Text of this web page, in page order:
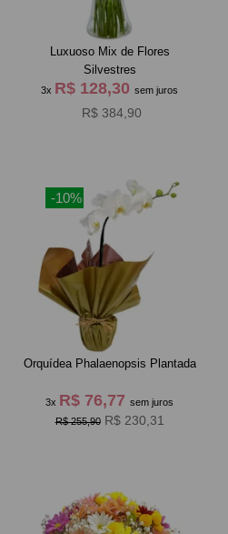
Luxuoso Mix de Flores
Silvestres
3x R$ 128,30sem juros
R$ 384,90
-10%
Orquídea Phalaenopsis Plantada
3x R$ 76,77sem juros
R$ 255,90 R$ 230,31